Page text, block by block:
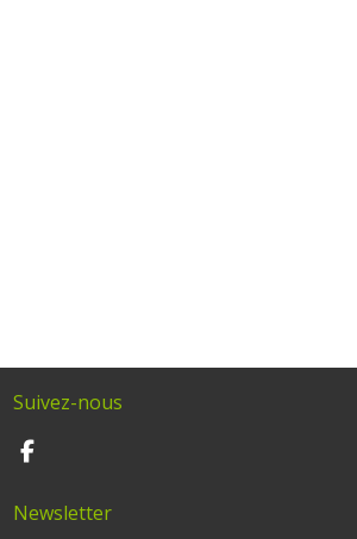
Suivez-nous
Newsletter